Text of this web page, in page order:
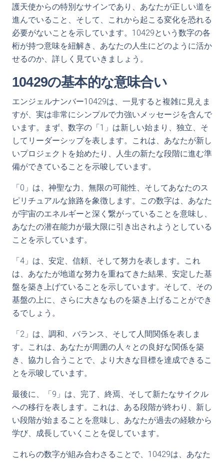
護天使からの特別なサインであり、あなたが正しい道を
進んでいること、そして、これから起こる変化を恐れる
必要がないことを示しています。10429という数字の各
桁が持つ意味を紐解き、あなたの人生にどのように活か
せるのか、詳しく見ていきましょう。
10429の基本的な意味合い
エンジェルナンバー10429は、一見すると複雑に見えま
すが、実は非常にシンプルで力強いメッセージを含んで
います。まず、数字の「1」は新しい始まり、独立、そ
してリーダーシップを表します。これは、あなたが新し
いプロジェクトを始めたり、人生の新たな段階に進む準
備ができていることを示唆しています。
「0」は、神聖な力、無限の可能性、そしてあなたのス
ピリチュアルな旅路を象徴します。この数字は、あなた
が宇宙のエネルギーと深く繋がっていることを意味し、
あなたの潜在能力が最大限に引き出されようとしている
ことを示しています。
「4」は、安定、信頼、そして努力を表します。これ
は、あなたが地道な努力を重ねてきた結果、安定した基
盤を築き上げていることを示しています。そして、その
基盤の上に、さらに大きなものを築き上げることができ
るでしょう。
「2」は、調和、バランス、そして人間関係を表しま
す。これは、あなたが周囲の人々との良好な関係を築
き、協力し合うことで、より大きな目標を達成できるこ
とを示唆しています。
最後に、「9」は、完了、終焉、そして新たなサイクル
への移行を表します。これは、ある段階が終わり、新し
い段階が始まることを意味し、あなたが過去の経験から
学び、成長していくことを促しています。
これらの数字が組み合わさることで、10429は、あなた